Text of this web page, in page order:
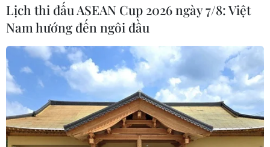
Lịch thi đấu ASEAN Cup 2026 ngày 7/8: Việt
Nam hướng đến ngôi đầu